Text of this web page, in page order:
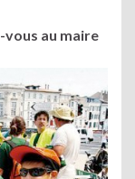
vous au maire